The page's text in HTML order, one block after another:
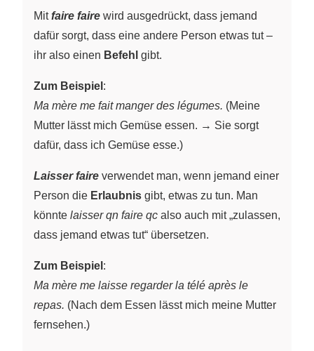
Mitfaire faire wird ausgedrückt, dass jemand
dafür sorgt, dass eine andere Person etwas tut –
ihr also einen Befehl gibt.
Zum Beispiel :
Ma mère me fait manger des légumes. (Meine
Mutter lässt mich Gemüse essen. → Sie sorgt
dafür, dass ich Gemüse esse.)
Laisser faire verwendet man, wenn jemand einer
Person die Erlaubnis gibt, etwas zu tun. Man
könnte laisser qn faire qc also auch mit „zulassen,
dass jemand etwas tut“ übersetzen.
Zum Beispiel :
Ma mère me laisse regarder la télé après le
repas. (Nach dem Essen lässt mich meine Mutter
fernsehen.)